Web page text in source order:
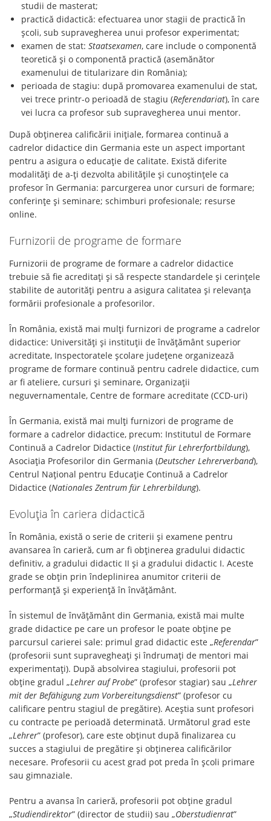
studii de masterat;
practică didactică: efectuarea unor stagii de practică în
școli, sub supravegherea unui profesor experimentat;
examen de stat: Staatsexamen, care include o componentă
teoretică și o componentă practică (asemănător
examenului de titularizare din România);
perioada de stagiu: după promovarea examenului de stat,
vei trece printr-o perioadă de stagiu (Referendariat), în care
vei lucra ca profesor sub supravegherea unui mentor.
După obținerea calificării inițiale, formarea continuă a
cadrelor didactice din Germania este un aspect important
pentru a asigura o educație de calitate. Există diferite
modalități de a-ți dezvolta abilitățile și cunoștințele ca
profesor în Germania: parcurgerea unor cursuri de formare;
conferințe și seminare; schimburi profesionale; resurse
online.
Furnizorii de programe de formare
Furnizorii de programe de formare a cadrelor didactice
trebuie să fie acreditați și să respecte standardele și cerințele
stabilite de autorități pentru a asigura calitatea și relevanța
formării profesionale a profesorilor.
În România, există mai mulți furnizori de programe a cadrelor
didactice: Universități și instituții de învățământ superior
acreditate, Inspectoratele școlare județene organizează
programe de formare continuă pentru cadrele didactice, cum
ar fi ateliere, cursuri și seminare, Organizații
neguvernamentale, Centre de formare acreditate (CCD-uri)
În Germania, există mai mulți furnizori de programe de
formare a cadrelor didactice, precum: Institutul de Formare
Continuă a Cadrelor Didactice (Institut für Lehrerfortbildung),
Asociația Profesorilor din Germania (Deutscher Lehrerverband),
Centrul Național pentru Educație Continuă a Cadrelor
Didactice (Nationales Zentrum für Lehrerbildung).
Evoluția în cariera didactică
În România, există o serie de criterii și examene pentru
avansarea în carieră, cum ar fi obținerea gradului didactic
definitiv, a gradului didactic II și a gradului didactic I. Aceste
grade se obțin prin îndeplinirea anumitor criterii de
performanță și experiență în învățământ.
În sistemul de învățământ din Germania, există mai multe
grade didactice pe care un profesor le poate obține pe
parcursul carierei sale: primul grad didactic este „Referendar”
(profesorii sunt supravegheați și îndrumați de mentori mai
experimentați). După absolvirea stagiului, profesorii pot
obține gradul „Lehrer auf Probe” (profesor stagiar) sau „Lehrer
mit der Befähigung zum Vorbereitungsdienst” (profesor cu
calificare pentru stagiul de pregătire). Aceștia sunt profesori
cu contracte pe perioadă determinată. Următorul grad este
„Lehrer” (profesor), care este obținut după finalizarea cu
succes a stagiului de pregătire și obținerea calificărilor
necesare. Profesorii cu acest grad pot preda în școli primare
sau gimnaziale.
Pentru a avansa în carieră, profesorii pot obține gradul
„Studiendirektor” (director de studii) sau „Oberstudienrat”